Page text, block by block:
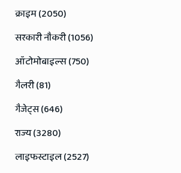
क्राइम (2050)
सरकारी नौकरी (1056)
ऑटोमोबाइल्स (750)
गैलरी (81)
गैजेट्स (646)
राज्य (3280)
लाइफस्टाइल (2527)